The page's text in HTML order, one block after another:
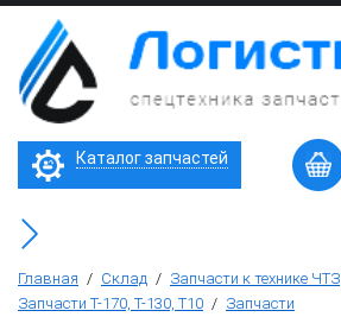
Бульдозер Б11
Каталог запчастей
Главная / Склад / Запчасти к технике ЧТЗ
Запчасти Т-170, Т-130, Т10 / Запчасти
Запчасти
технике
ЧТЗ
Машины
Горячее
предложение